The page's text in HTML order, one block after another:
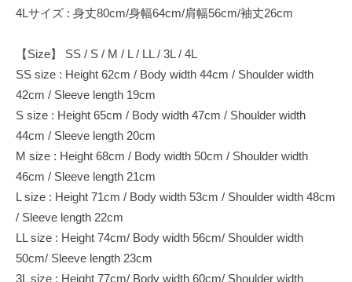
4Lサイズ : 身丈80cm/身幅64cm/肩幅56cm/袖丈26cm
【Size】 SS / S / M / L / LL / 3L / 4L
SS size : Height 62cm / Body width 44cm / Shoulder width
42cm / Sleeve length 19cm
S size : Height 65cm / Body width 47cm / Shoulder width
44cm / Sleeve length 20cm
M size : Height 68cm / Body width 50cm / Shoulder width
46cm / Sleeve length 21cm
L size : Height 71cm / Body width 53cm / Shoulder width 48cm
/ Sleeve length 22cm
LL size : Height 74cm/ Body width 56cm/ Shoulder width
50cm/ Sleeve length 23cm
3L size : Height 77cm/ Body width 60cm/ Shoulder width